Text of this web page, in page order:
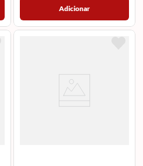
Adicionar